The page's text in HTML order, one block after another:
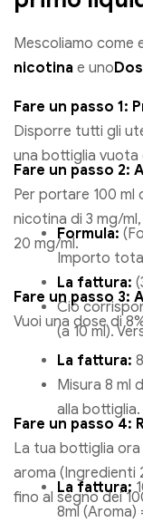
Mescoliamo come
nicotina e uno
Fare un passo 1:
Disporre tutti gli
una bottiglia vuota
Fare un passo 2:
Per portare 100 ml
nicotina di 3 mg/
20 mg/ml.
Formula:
Importo
La fattura:
Ciò
(a 10 ml).
Fare un passo 3:
Vuoi una dose di
La fattura:
Misura 8 ml
alla bottiglia.
Fare un passo 4:
La tua bottiglia ora
aroma (Ingredienti
fino al segno dei
La fattura:
8ml (Aroma)